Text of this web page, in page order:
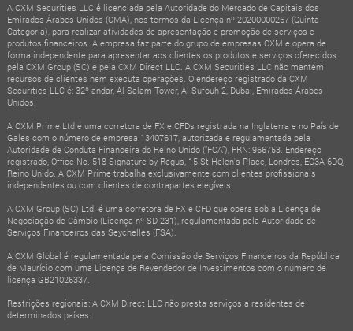
A CXM Securities LLC é licenciada pela Autoridade do Mercado de Capitais dos
Emirados Árabes Unidos (CMA), nos termos da Licença nº 20200000267 (Quinta
Categoria), para realizar atividades de apresentação e promoção de serviços e
produtos financeiros. A empresa faz parte do grupo de empresas CXM e opera de
forma independente para apresentar aos clientes os produtos e serviços oferecidos
pela CXM Group (SC) e pela CXM Direct LLC. A CXM Securities LLC não mantém
recursos de clientes nem executa operações. O endereço registrado da CXM
Securities LLC é: 32º andar, Al Salam Tower, Al Sufouh 2, Dubai, Emirados Árabes
Unidos.
A CXM Prime Ltd é uma corretora de FX e CFDs registrada na Inglaterra e no País de
Gales com o número de empresa 13407617, autorizada e regulamentada pela
Autoridade de Conduta Financeira do Reino Unido (“FCA”), FRN: 966753. Endereço
registrado, Office No. 518 Signature by Regus, 15 St Helen's Place, Londres, EC3A 6DQ,
Reino Unido. A CXM Prime trabalha exclusivamente com clientes profissionais
independentes ou com clientes de contrapartes elegíveis.
A CXM Group (SC) Ltd. é uma corretora de FX e CFD que opera sob a Licença de
Negociação de Câmbio (Licença nº SD 231), regulamentada pela Autoridade de
Serviços Financeiros das Seychelles (FSA).
A CXM Global é regulamentada pela Comissão de Serviços Financeiros da República
de Maurício com uma Licença de Revendedor de Investimentos com o número de
licença GB21026337.
Restrições regionais: A CXM Direct LLC não presta serviços a residentes de
determinados países.